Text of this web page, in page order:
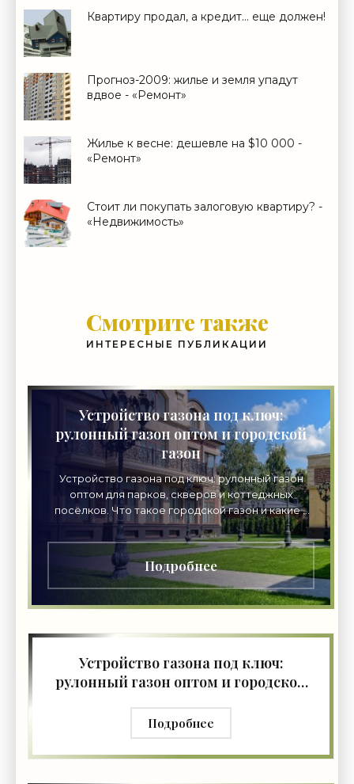
Квартиру продал, а кредит… еще должен!
Прогноз-2009: жилье и земля упадут
вдвое - «Ремонт»
Жилье к весне: дешевле на $10 000 -
«Ремонт»
Стоит ли покупать залоговую квартиру? -
«Недвижимость»
Смотрите также
ИНТЕРЕСНЫЕ ПУБЛИКАЦИИ
Устройство газона под ключ:
рулонный газон оптом и городской
газон
Устройство газона под ключ: рулонный газон
оптом для парков, скверов и коттеджных
посёлков. Что такое городской газон и какие у
него требования. Этапы профессиональной
укладки, цены на
Подробнее
Устройство газона под ключ:
рулонный газон оптом и городской
Подробнее